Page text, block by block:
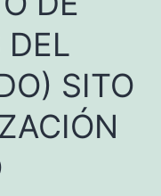
DEL
SITO